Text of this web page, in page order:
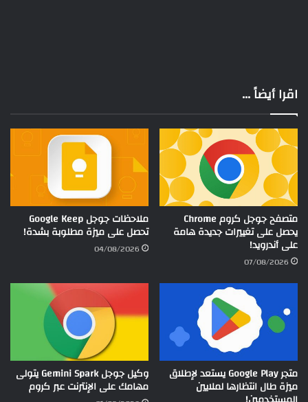
اقرا أيضاً ...
متصفح جوجل كروم Chrome
يحصل على تغييرات جديدة هامة
على أندرويد!
07/08/2026
ملاحظات جوجل Google Keep
تحصل على ميزة مطلوبة بشدة!
04/08/2026
متجر Google Play يستعد لإطلاق
ميزة طال انتظارها لملايين
وكيل جوجل Gemini Spark يتولى
مهامك على الإنترنت عبر كروم